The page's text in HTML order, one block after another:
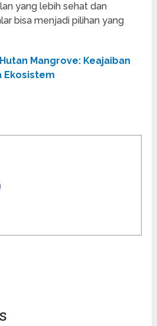
yang lebih sehat dan
bisa menjadi pilihan yang
Hutan Mangrove: Keajaiban
Ekosistem